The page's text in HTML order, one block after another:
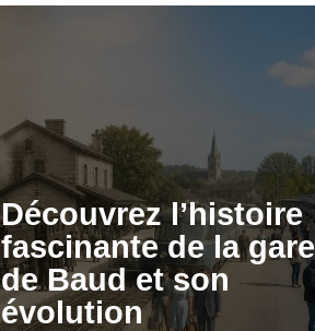
Découvrez l’histoire
fascinante de la gare
de Baud et son
évolution